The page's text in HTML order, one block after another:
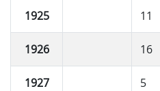
1925 11
1926 16
1927 5